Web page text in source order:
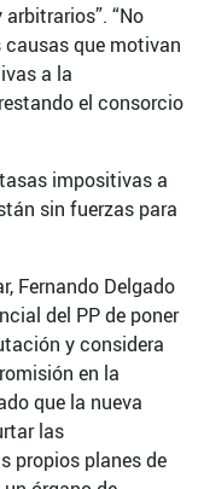
“No
que motivan
a la
el consorcio
impositivas a
sin fuerzas para
Fernando Delgado
del PP de poner
y considera
en la
que la nueva
las
propios planes de